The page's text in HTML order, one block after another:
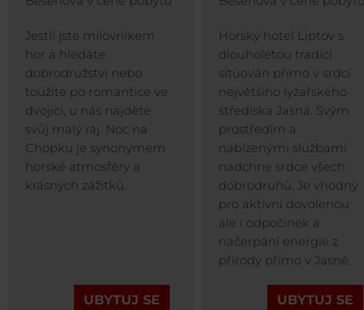
Jestli jste milovníkem
hor a hledáte
dobrodružství nebo
toužíte po romantice ve
dvojici, u nás najděte
svůj malý ráj. Noc na
Chopku je synonymem
horské atmosféry a
krásných zážitků.
UBYTUJ SE
Horský hotel Liptov s
dlouholetou tradicí
situován přímo v srdci
největšího lyžařského
střediska Jasná. Svým
prostředím a
nabízenými službami
nadchne srdce všech
dobrodruhů. Je vhodný
pro aktivní dovolenou
ale i odpočinek a
načerpání energie z
přírody přímo v Jasné.
UBYTUJ SE